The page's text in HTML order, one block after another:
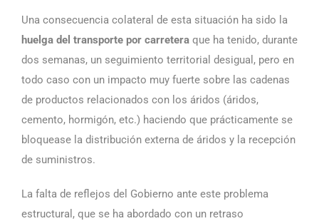
Una consecuencia colateral de esta situación ha sido la
huelga del transporte por carreteraque ha tenido, durante
dos semanas, un seguimiento territorial desigual, pero en
todo caso con un impacto muy fuerte sobre las cadenas
de productos relacionados con los áridos (áridos,
cemento, hormigón, etc.) haciendo que prácticamente se
bloquease la distribución externa de áridos y la recepción
de suministros.
La falta de reflejos del Gobierno ante este problema
estructural, que se ha abordado con un retraso